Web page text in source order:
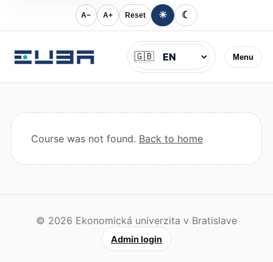
A− A+ Reset ☀ ☾
Menu
Jazyk
🇬🇧
Course was not found. Back to home
© 2026 Ekonomická univerzita v Bratislave
Admin login